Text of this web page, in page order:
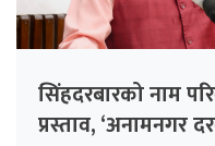
सिंहदरबारको नाम
प्रस्ताव, ‘अनामनगर